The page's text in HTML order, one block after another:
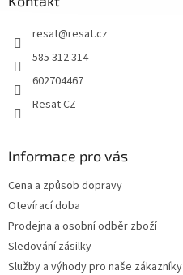
resat@resat.cz
585 312 314
602704467
Resat CZ
Informace pro vás
Cena a způsob dopravy
Otevírací doba
Prodejna a osobní odběr zboží
Sledování zásilky
Služby a výhody pro naše zákazníky